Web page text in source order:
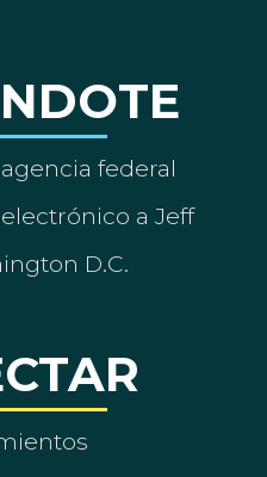
federal
a Jeff
D.C.